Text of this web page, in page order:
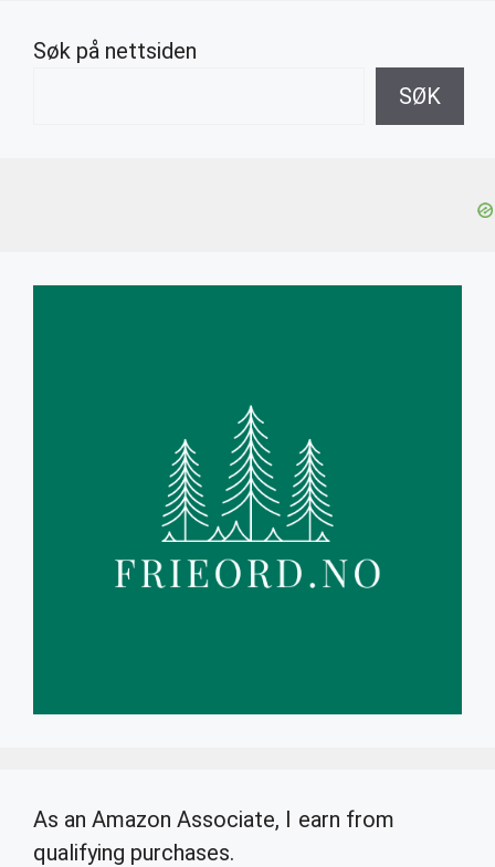
Søk på nettsiden
SØK
As an Amazon Associate, I earn from
qualifying purchases.